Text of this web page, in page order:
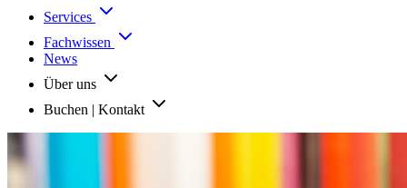
Services
Fachwissen
News
Über uns
Buchen | Kontakt